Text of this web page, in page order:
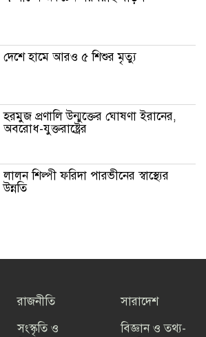
দেশে হামে আরও ৫ শিশুর মৃত্যু
হরমুজ প্রণালি উন্মুক্তের ঘোষণা ইরানের,
অবরোধ-যুক্তরাষ্ট্রের
লালন শিল্পী ফরিদা পারভীনের স্বাস্থ্যের
উন্নতি
তফসিল ঘোষণার আগ পর্যন্ত ভোটার
হওয়ার সুযোগ পাবেন নাগরিকেরা
রাজনীতি
সংস্কৃতি ও
সারাদেশ
বিজ্ঞান ও তথ্য-